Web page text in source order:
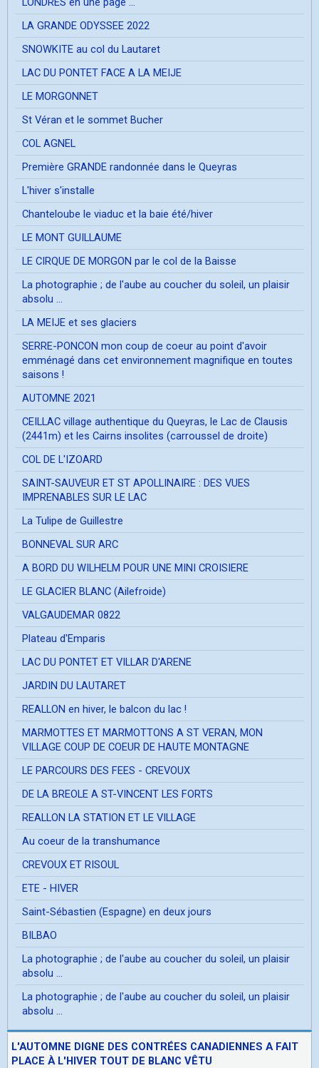
LA GRANDE ODYSSEE 2022
SNOWKITE au col du Lautaret
LAC DU PONTET FACE A LA MEIJE
LE MORGONNET
St Véran et le sommet Bucher
COL AGNEL
Première GRANDE randonnée dans le Queyras
L'hiver s'installe
Chanteloube le viaduc et la baie été/hiver
LE MONT GUILLAUME
LE CIRQUE DE MORGON par le col de la Baisse
La photographie ; de l'aube au coucher du soleil, un plaisir
absolu ...
LA MEIJE et ses glaciers
SERRE-PONCON mon coup de coeur au point d'avoir
emménagé dans cet environnement magnifique en toutes
saisons !
AUTOMNE 2021
CEILLAC village authentique du Queyras, le Lac de Clausis
(2441m) et les Cairns insolites (carroussel de droite)
COL DE L'IZOARD
SAINT-SAUVEUR ET ST APOLLINAIRE : DES VUES
IMPRENABLES SUR LE LAC
La Tulipe de Guillestre
BONNEVAL SUR ARC
A BORD DU WILHELM POUR UNE MINI CROISIERE
LE GLACIER BLANC (Ailefroide)
VALGAUDEMAR 0822
Plateau d'Emparis
LAC DU PONTET ET VILLAR D'ARENE
JARDIN DU LAUTARET
REALLON en hiver, le balcon du lac !
MARMOTTES ET MARMOTTONS A ST VERAN, MON
VILLAGE COUP DE COEUR DE HAUTE MONTAGNE
LE PARCOURS DES FEES - CREVOUX
DE LA BREOLE A ST-VINCENT LES FORTS
REALLON LA STATION ET LE VILLAGE
Au coeur de la transhumance
CREVOUX ET RISOUL
ETE - HIVER
Saint-Sébastien (Espagne) en deux jours
BILBAO
La photographie ; de l'aube au coucher du soleil, un plaisir
absolu ...
La photographie ; de l'aube au coucher du soleil, un plaisir
absolu ...
L'AUTOMNE DIGNE DES CONTRÉES CANADIENNES A FAIT
PLACE À L'HIVER TOUT DE BLANC VÊTU